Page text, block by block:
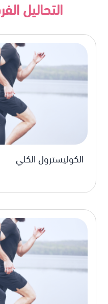
التحاليل
الكوليسترول الكلي